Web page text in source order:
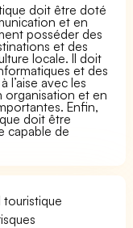
doit être doté
et en
posséder des
et des
locale. Il doit
et des
l’aise avec les
organisation et en
Enfin,
doit être
capable de
touristique